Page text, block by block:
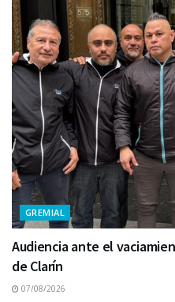
GREMIAL
Audiencia ante el
de Clarín
07/08/2026